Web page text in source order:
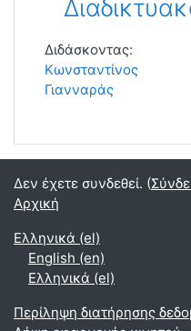
Διδάσκοντας:
Κωνσταντίνος
Γιανναράς
Δεν έχετε συνδεθεί. (
Αρχική
Ελληνικά ‎(el)‎
English ‎(en)‎
Ελληνικά ‎(el)‎
Περίληψη διατήρησης